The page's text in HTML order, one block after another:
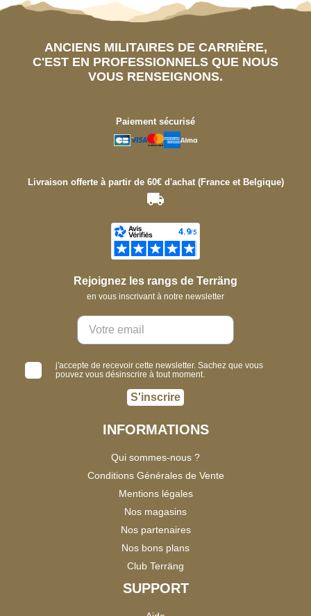
ANCIENS MILITAIRES DE CARRIÈRE,
C'EST EN PROFESSIONNELS QUE NOUS
VOUS RENSEIGNONS.
Paiement sécurisé
Livraison offerte à partir de 60€ d'achat (France et Belgique)
Rejoignez les rangs de Terräng
en vous inscrivant à notre newsletter
j'accepte de recevoir cette newsletter. Sachez que vous
pouvez vous désinscrire à tout moment.
S'inscrire
INFORMATIONS
Qui sommes-nous ?
Conditions Générales de Vente
Mentions légales
Nos magasins
Nos partenaires
Nos bons plans
Club Terräng
SUPPORT